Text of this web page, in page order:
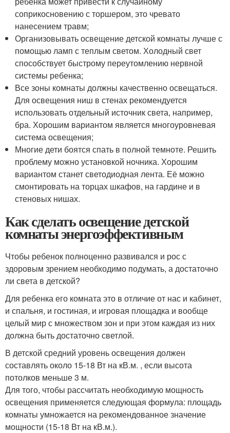
соприкосновению с торшером, это чревато
нанесением травм;
Организовывать освещение детской комнаты лучше с
помощью ламп с теплым светом. Холодный свет
способствует быстрому переутомлению нервной
системы ребенка;
Все зоны комнаты должны качественно освещаться.
Для освещения ниш в стенах рекомендуется
использовать отдельный источник света, например,
бра. Хорошим вариантом является многоуровневая
система освещения;
Многие дети боятся спать в полной темноте. Решить
проблему можно установкой ночника. Хорошим
вариантом станет светодиодная лента. Её можно
смонтировать на торцах шкафов, на гардине и в
стеновых нишах.
Как сделать освещение детской
комнаты энергоэффективным
Чтобы ребенок полноценно развивался и рос с
здоровым зрением необходимо подумать, а достаточно
ли света в детской?
Для ребенка его комната это в отличие от нас и кабинет,
и спальня, и гостиная, и игровая площадка и вообще
целый мир с множеством зон и при этом каждая из них
должна быть достаточно светлой.
В детской средний уровень освещения должен
составлять около 15-18 Вт на кВ.м. , если высота
потолков меньше 3 м.
Для того, чтобы рассчитать необходимую мощность
освещения применяется следующая формула: площадь
комнаты умножается на рекомендованное значение
мощности (15-18 Вт на кВ.м.).